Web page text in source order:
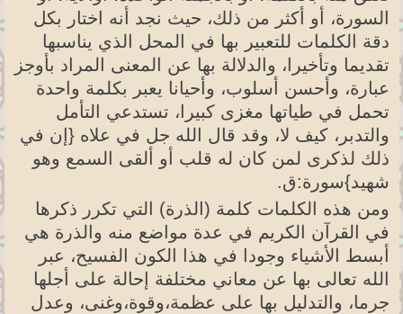
السورة، أو أكثر من ذلك، حيث نجد أنه اختار بكل
دقة الكلمات للتعبير بها في المحل الذي يناسبها
تقديما وتأخيرا، والدلالة بها عن المعنى المراد بأوجز
عبارة، وأحسن أسلوب، وأحيانا يعبر بكلمة واحدة
تحمل في طياتها مغزى كبيرا، تستدعي التأمل
والتدبر، كيف لا، وقد قال الله جل في علاه {إن في
ذلك لذكرى لمن كان له قلب أو ألقى السمع وهو
شهيد}سورة:ق.
ومن هذه الكلمات كلمة (الذرة) التي تكرر ذكرها
في القرآن الكريم في عدة مواضع منه والذرة هي
أبسط الأشياء وجودا في هذا الكون الفسيح، عبر
الله تعالى بها عن معاني مختلفة إحالة على أجلها
جرما، والتدليل بها على عظمة،وقوة،وغنى، وعدل